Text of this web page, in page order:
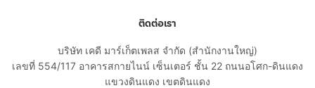
ติดต่อเรา
บริษัท เคดี มาร์เก็ตเพลส จำกัด (สำนักงานใหญ่)
เลขที่ 554/117 อาคารสกายไนน์ เซ็นเตอร์ ชั้น 22 ถนนอโศก-ดินแดง
แขวงดินแดง เขตดินแดง